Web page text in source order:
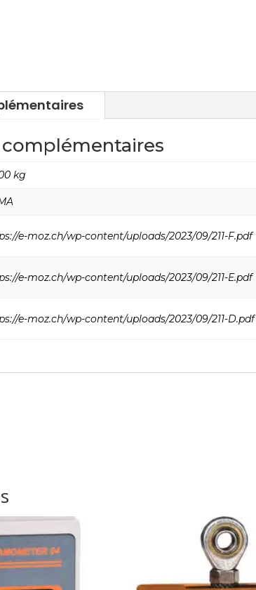
kg
e-moz.ch/wp-content/uploads/2023/09/211-F.pdf
e-moz.ch/wp-content/uploads/2023/09/211-E.pdf
e-moz.ch/wp-content/uploads/2023/09/211-D.pdf